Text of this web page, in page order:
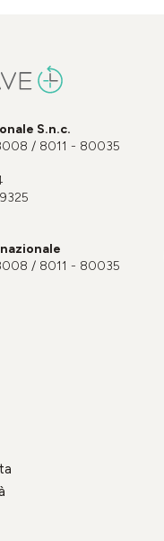
S.n.c.
/ 8011 - 80035
/ 8011 - 80035